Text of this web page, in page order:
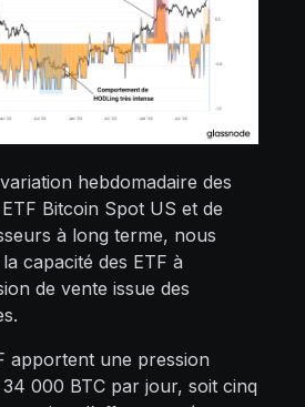
hebdomadaire des
Bitcoin Spot US et de
à long terme, nous
capacité des ETF à
de vente issue des
apportent une pression
34 000 BTC par jour, soit cinq